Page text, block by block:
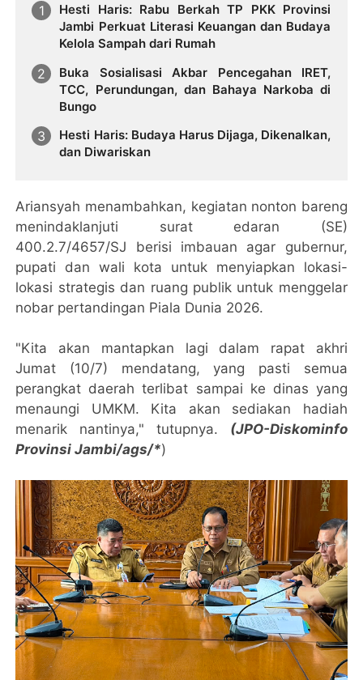
Hesti Haris: Rabu Berkah TP PKK Provinsi
Jambi Perkuat Literasi Keuangan dan Budaya
Kelola Sampah dari Rumah
Buka Sosialisasi Akbar Pencegahan IRET,
TCC, Perundungan, dan Bahaya Narkoba di
Bungo
Hesti Haris: Budaya Harus Dijaga, Dikenalkan,
dan Diwariskan
Ariansyah menambahkan, kegiatan nonton bareng
menindaklanjuti surat edaran (SE)
400.2.7/4657/SJ berisi imbauan agar gubernur,
pupati dan wali kota untuk menyiapkan lokasi-
lokasi strategis dan ruang publik untuk menggelar
nobar pertandingan Piala Dunia 2026.
"Kita akan mantapkan lagi dalam rapat akhri
Jumat (10/7) mendatang, yang pasti semua
perangkat daerah terlibat sampai ke dinas yang
menaungi UMKM. Kita akan sediakan hadiah
menarik nantinya," tutupnya. (JPO-Diskominfo
Provinsi Jambi/ags/*)